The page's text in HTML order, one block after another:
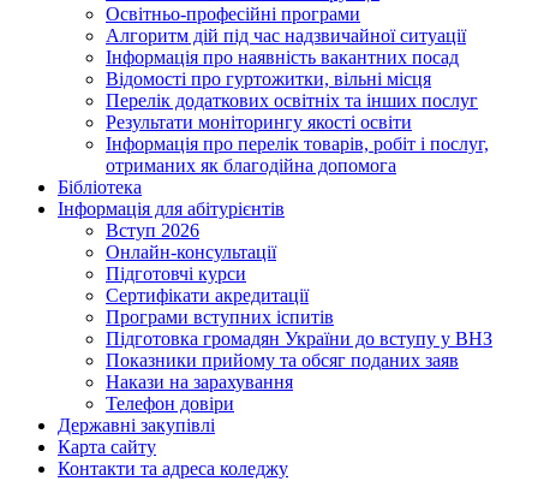
Освітньо-професійні програми
Алгоритм дій під час надзвичайної ситуації
Інформація про наявність вакантних посад
Відомості про гуртожитки, вільні місця
Перелік додаткових освітніх та інших послуг
Результати моніторингу якості освіти
Інформація про перелік товарів, робіт і послуг,
отриманих як благодійна допомога
Бібліотека
Інформація для абітурієнтів
Вступ 2026
Онлайн-консультації
Підготовчі курси
Сертифікати акредитації
Програми вступних іспитів
Підготовка громадян України до вступу у ВНЗ
Показники прийому та обсяг поданих заяв
Накази на зарахування
Телефон довіри
Державні закупівлі
Карта сайту
Контакти та адреса коледжу